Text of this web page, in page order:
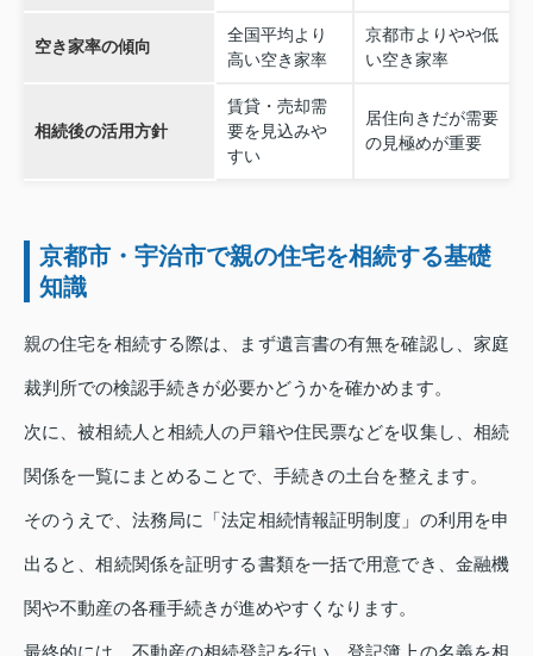
空き家率の傾向
全国平均より
高い空き家率
京都市よりやや低
い空き家率
相続後の活用方針
賃貸・売却需
要を見込みや
すい
居住向きだが需要
の見極めが重要
京都市・宇治市で親の住宅を相続する基礎
知識
親の住宅を相続する際は、まず遺言書の有無を確認し、家庭
裁判所での検認手続きが必要かどうかを確かめます。
次に、被相続人と相続人の戸籍や住民票などを収集し、相続
関係を一覧にまとめることで、手続きの土台を整えます。
そのうえで、法務局に「法定相続情報証明制度」の利用を申
出ると、相続関係を証明する書類を一括で用意でき、金融機
関や不動産の各種手続きが進めやすくなります。
最終的には、不動産の相続登記を行い、登記簿上の名義を相